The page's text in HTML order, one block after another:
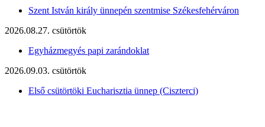
Szent István király ünnepén szentmise Székesfehérváron
2026.08.27. csütörtök
Egyházmegyés papi zarándoklat
2026.09.03. csütörtök
Első csütörtöki Eucharisztia ünnep (Ciszterci)